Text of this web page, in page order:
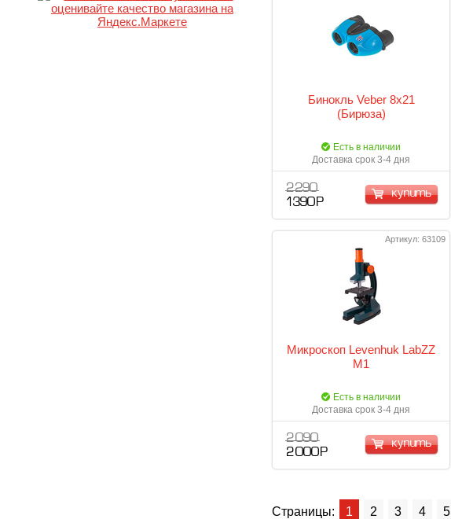
Бинокль Veber 8х21
(Бирюза)
Есть в наличии
Доставка срок 3-4 дня
2 290
1 390 Р
купить
Артикул: 63109
Микроскоп Levenhuk LabZZ
M1
Есть в наличии
Доставка срок 3-4 дня
2 090
2 000 Р
купить
Страницы: 1 2 3 4 5